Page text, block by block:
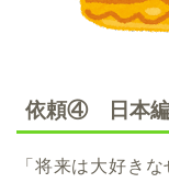
依頼④ 日本編
「将来は大好き